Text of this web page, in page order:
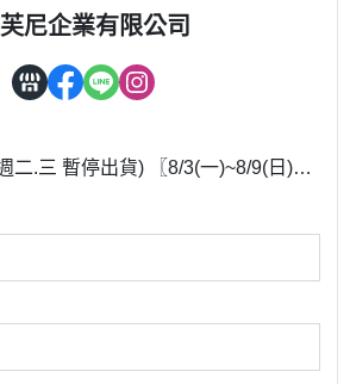
尼企業有限公司
出貨) 〖8/3(一)~8/9(日)暫